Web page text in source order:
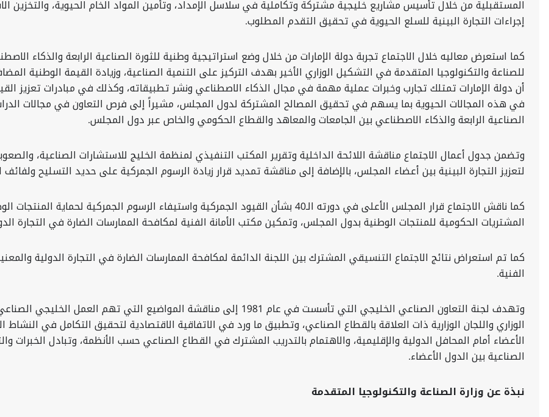
المستقبلية من خلال تأسيس مشاريع خليجية مشتركة وتكاملية في سلاسل الإمداد، وتأمين المواد الخام الحيوية، والتخزين
إجراءات التجارة البينية للسلع الحيوية في تحقيق التقدم المطلوب.
كما استعرض معاليه خلال الاجتماع تجربة دولة الإمارات من خلال وضع استراتيجية وطنية للثورة الصناعية الرابعة والذكاء
للصناعة والتكنولوجيا المتقدمة في التشكيل الوزاري الأخير بهدف التركيز على التنمية الصناعية، وزيادة القيمة الوطنية
أن دولة الإمارات تمتلك تجارب وخبرات عملية مهمة في مجال الذكاء الاصطناعي ونشر تطبيقاته، وكذلك في مبادرات تعزيز
في هذه المجالات الحيوية بما يسهم في تحقيق المصالح المشتركة لدول المجلس، مشيراً إلى فرص التعاون في مجالات
الصناعية الرابعة والذكاء الاصطناعي بين الجامعات والمعاهد والقطاع الحكومي والخاص عبر دول المجلس.
وتضمن جدول أعمال الاجتماع مناقشة اللائحة الداخلية وتقرير المكتب التنفيذي لمنظمة الخليج للاستشارات الصناعية،
لتعزيز التجارة البينية بين أعضاء المجلس، بالإضافة إلى مناقشة تمديد قرار زيادة الرسوم الجمركية على حديد التسليح ولفائف
كما ناقش الاجتماع قرار المجلس الأعلى في دورته الـ40 بشأن القيود الجمركية واستيفاء الرسوم
المشتريات الحكومية للمنتجات الوطنية بدول المجلس، وتمكين مكتب الأمانة الفنية لمكافحة الممارسات الضارة في التجارة
كما تم استعراض نتائج الاجتماع التنسيقي المشترك بين اللجنة الدائمة لمكافحة الممارسات الضارة في التجارة الدولية
الفنية.
وتهدف لجنة التعاون الصناعي الخليجي التي تأسست في عام 1981 إلى مناقشة المواضيع
الوزاري واللجان الوزارية ذات العلاقة بالقطاع الصناعي، وتطبيق ما ورد في الاتفاقية الاقتصادية لتحقيق التكامل في
الأعضاء أمام المحافل الدولية والإقليمية، والاهتمام بالتدريب المشترك في القطاع الصناعي حسب الأنظمة، وتبادل الخبرات
الصناعية بين الدول الأعضاء.
نبذة عن وزارة الصناعة والتكنولوجيا المتقدمة